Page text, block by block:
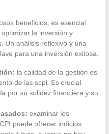
beneficios, es esencial
la inversión y
Un análisis reflexivo y una
para una inversión exitosa.
la calidad de la gestión es
de las scpi. Es crucial
por su solidez financiera y su
examinar los
puede ofrecer indicios